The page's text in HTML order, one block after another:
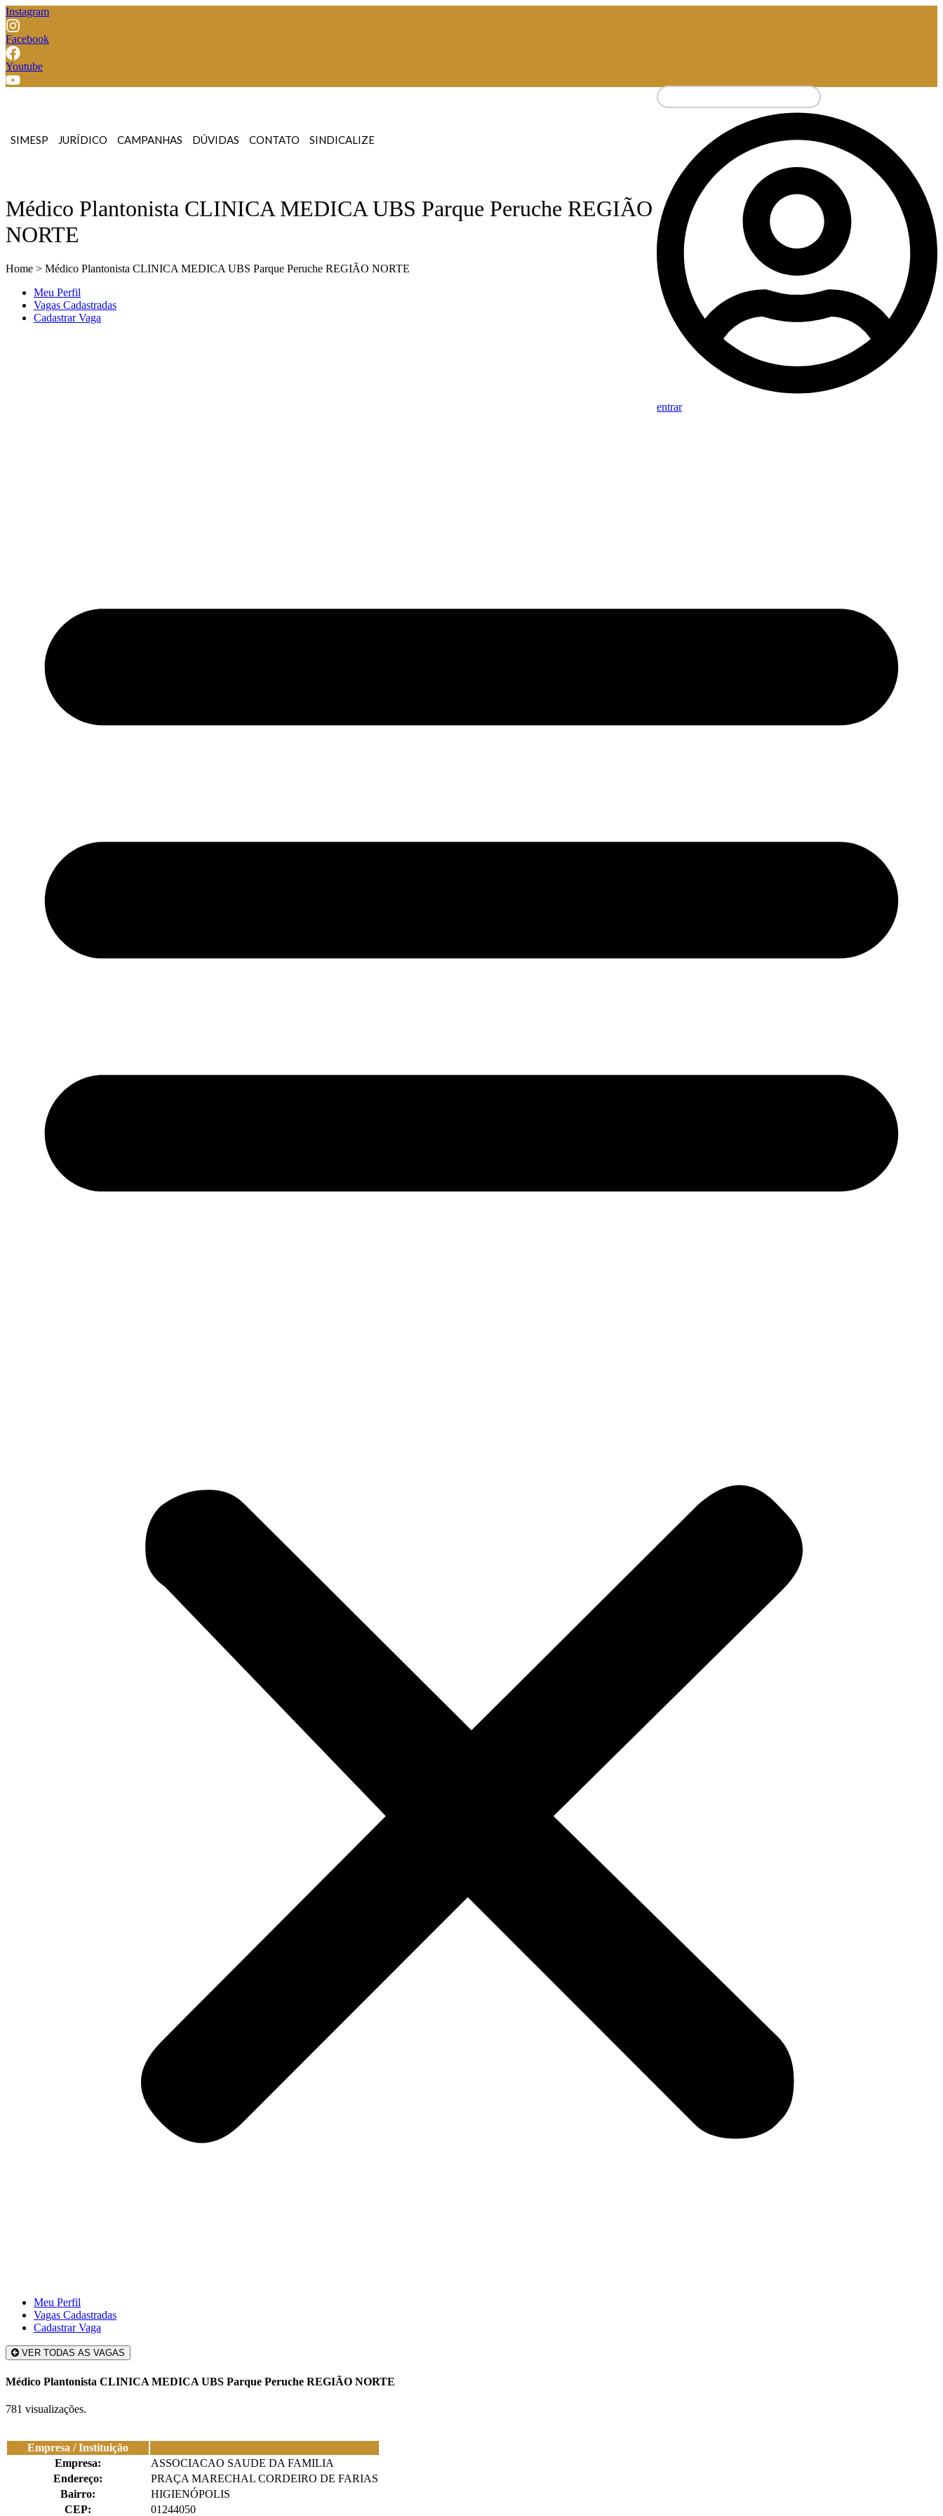
Instagram
Facebook
Youtube
Pesquisar
por:
entrar
SIMESP JURÍDICO CAMPANHAS DÚVIDAS CONTATO SINDICALIZE
Médico Plantonista CLINICA MEDICA UBS Parque Peruche REGIÃO
NORTE
Home > Médico Plantonista CLINICA MEDICA UBS Parque Peruche REGIÃO NORTE
Meu Perfil
Vagas Cadastradas
Cadastrar Vaga
Meu Perfil
Vagas Cadastradas
Cadastrar Vaga
VER TODAS AS VAGAS
Médico Plantonista CLINICA MEDICA UBS Parque Peruche REGIÃO NORTE
781 visualizações.
Empresa / Instituição
Empresa:
ASSOCIACAO SAUDE DA FAMILIA
Endereço:
PRAÇA MARECHAL CORDEIRO DE FARIAS
Bairro:
HIGIENÓPOLIS
CEP:
01244050